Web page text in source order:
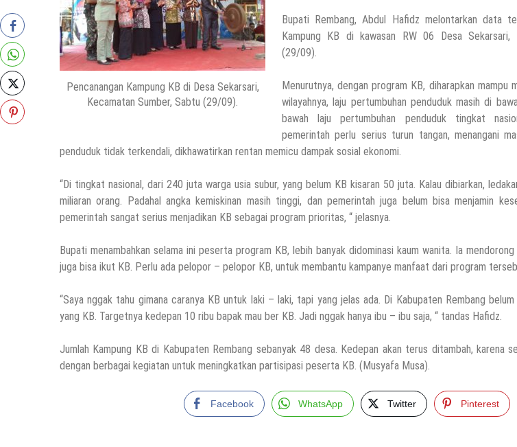
Pencanangan Kampung KB di Desa Sekarsari,
Kecamatan Sumber, Sabtu (29/09).
Bupati Rembang, Abdul Hafidz melontarkan data
Kampung KB di kawasan RW 06 Desa Sekarsari,
(29/09).
Menurutnya, dengan program KB, diharapkan mampu
wilayahnya, laju pertumbuhan penduduk masih di
bawah laju pertumbuhan penduduk tingkat
pemerintah perlu serius turun tangan, menangani
penduduk tidak terkendali, dikhawatirkan rentan memicu dampak sosial ekonomi.
“Di tingkat nasional, dari 240 juta warga usia subur, yang belum KB kisaran 50 juta. Kalau dibiarkan,
miliaran orang. Padahal angka kemiskinan masih tinggi, dan pemerintah juga belum bisa menjamin
pemerintah sangat serius menjadikan KB sebagai program prioritas, “ jelasnya.
Bupati menambahkan selama ini peserta program KB, lebih banyak didominasi kaum wanita. Ia
juga bisa ikut KB. Perlu ada pelopor – pelopor KB, untuk membantu kampanye manfaat dari program
“Saya nggak tahu gimana caranya KB untuk laki – laki, tapi yang jelas ada. Di Kabupaten Rembang
yang KB. Targetnya kedepan 10 ribu bapak mau ber KB. Jadi nggak hanya ibu – ibu saja, “ tandas Hafidz.
Jumlah Kampung KB di Kabupaten Rembang sebanyak 48 desa. Kedepan akan terus ditambah, karena
dengan berbagai kegiatan untuk meningkatkan partisipasi peserta KB. (Musyafa Musa).
Facebook WhatsApp Twitter Pinterest